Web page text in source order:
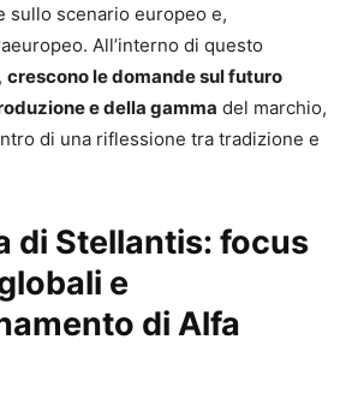
sullo scenario europeo e,
All’interno di questo
crescono le domande sul futuro
e della gamma del marchio,
di una riflessione tra tradizione e
di Stellantis: focus
e
di Alfa